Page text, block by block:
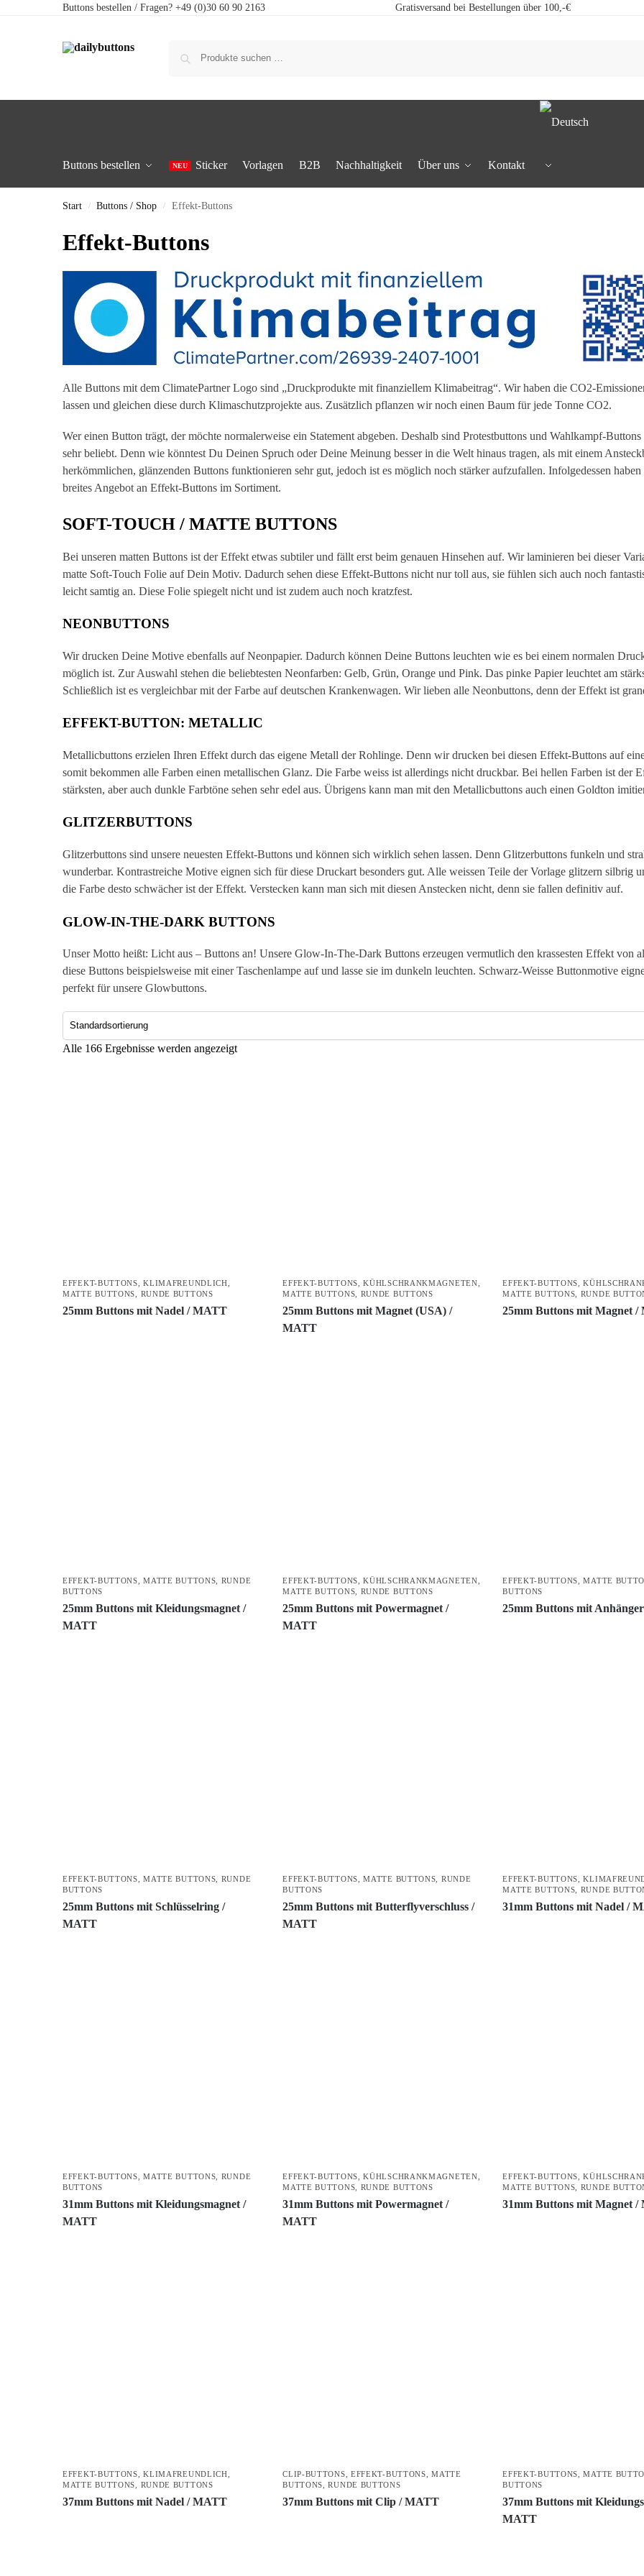
Buttons bestellen / Fragen? +49 (0)30 60 90 2163 Gratisversand bei Bestellungen über 100,-€
Buttons bestellen Sticker Vorlagen B2B Nachhaltigkeit Über uns Kontakt
Start / Buttons / Shop / Effekt-Buttons
Effekt-Buttons
Alle Buttons mit dem ClimatePartner Logo sind „Druckprodukte mit finanziellem Klimabeitrag“. Wir haben die CO2-
lassen und gleichen diese durch Klimaschutzprojekte aus. Zusätzlich pflanzen wir noch einen Baum für jede Tonne CO2.
Wer einen Button trägt, der möchte normalerweise ein Statement abgeben. Deshalb sind Protestbuttons und Wahlkampf-
sehr beliebt. Denn wie könntest Du Deinen Spruch oder Deine Meinung besser in die Welt hinaus tragen, als mit einem
herkömmlichen, glänzenden Buttons funktionieren sehr gut, jedoch ist es möglich noch stärker aufzufallen. Infolgedessen
breites Angebot an Effekt-Buttons im Sortiment.
SOFT-TOUCH / MATTE BUTTONS
Bei unseren matten Buttons ist der Effekt etwas subtiler und fällt erst beim genauen Hinsehen auf. Wir laminieren bei dieser
matte Soft-Touch Folie auf Dein Motiv. Dadurch sehen diese Effekt-Buttons nicht nur toll aus, sie fühlen sich auch noch
leicht samtig an. Diese Folie spiegelt nicht und ist zudem auch noch kratzfest.
NEONBUTTONS
Wir drucken Deine Motive ebenfalls auf Neonpapier. Dadurch können Deine Buttons leuchten wie es bei einem normalen
möglich ist. Zur Auswahl stehen die beliebtesten Neonfarben: Gelb, Grün, Orange und Pink. Das pinke Papier leuchtet am
Schließlich ist es vergleichbar mit der Farbe auf deutschen Krankenwagen. Wir lieben alle Neonbuttons, denn der Effekt ist
EFFEKT-BUTTON: METALLIC
Metallicbuttons erzielen Ihren Effekt durch das eigene Metall der Rohlinge. Denn wir drucken bei diesen Effekt-Buttons auf
somit bekommen alle Farben einen metallischen Glanz. Die Farbe weiss ist allerdings nicht druckbar. Bei hellen Farben ist der
stärksten, aber auch dunkle Farbtöne sehen sehr edel aus. Übrigens kann man mit den Metallicbuttons auch einen Goldton
GLITZERBUTTONS
Glitzerbuttons sind unsere neuesten Effekt-Buttons und können sich wirklich sehen lassen. Denn Glitzerbuttons funkeln und
wunderbar. Kontrastreiche Motive eignen sich für diese Druckart besonders gut. Alle weissen Teile der Vorlage glitzern silbrig
die Farbe desto schwächer ist der Effekt. Verstecken kann man sich mit diesen Anstecken nicht, denn sie fallen definitiv auf.
GLOW-IN-THE-DARK BUTTONS
Unser Motto heißt: Licht aus – Buttons an! Unsere Glow-In-The-Dark Buttons erzeugen vermutlich den krassesten Effekt von
diese Buttons beispielsweise mit einer Taschenlampe auf und lasse sie im dunkeln leuchten. Schwarz-Weisse Buttonmotive
perfekt für unsere Glowbuttons.
Alle 166 Ergebnisse werden angezeigt
EFFEKT-BUTTONS ,KLIMAFREUNDLICH
MATTE BUTTONS
RUNDE BUTTONS
25mm Buttons mit Nadel / MATT
EFFEKT-BUTTONS ,KÜHLSCHRANKMAGNETEN
MATTE BUTTONS
RUNDE BUTTONS
25mm Buttons mit Magnet (USA) /
MATT
EFFEKT-BUTTONS ,
MATTE BUTTONS
RUNDE
25mm Buttons mit Magnet
EFFEKT-BUTTONS ,MATTE BUTTONS
RUNDE
BUTTONS
25mm Buttons mit Kleidungsmagnet /
MATT
EFFEKT-BUTTONS ,KÜHLSCHRANKMAGNETEN
MATTE BUTTONS
RUNDE BUTTONS
25mm Buttons mit Powermagnet /
MATT
EFFEKT-BUTTONS ,MATTE
BUTTONS
25mm Buttons mit
EFFEKT-BUTTONS ,MATTE BUTTONS
RUNDE
BUTTONS
25mm Buttons mit Schlüsselring /
MATT
EFFEKT-BUTTONS ,MATTE BUTTONS
RUNDE
BUTTONS
25mm Buttons mit Butterflyverschluss /
MATT
EFFEKT-BUTTONS ,
MATTE BUTTONS
RUNDE
31mm Buttons mit Nadel /
EFFEKT-BUTTONS ,MATTE BUTTONS
RUNDE
BUTTONS
31mm Buttons mit Kleidungsmagnet /
MATT
EFFEKT-BUTTONS ,KÜHLSCHRANKMAGNETEN
MATTE BUTTONS
RUNDE BUTTONS
31mm Buttons mit Powermagnet /
MATT
EFFEKT-BUTTONS ,
MATTE BUTTONS
RUNDE
31mm Buttons mit Magnet
EFFEKT-BUTTONS ,KLIMAFREUNDLICH
MATTE BUTTONS
RUNDE BUTTONS
37mm Buttons mit Nadel / MATT
CLIP-BUTTONS EFFEKT-BUTTONS ,MATTE
BUTTONS ,RUNDE BUTTONS
37mm Buttons mit Clip / MATT
EFFEKT-BUTTONS ,MATTE
BUTTONS
37mm Buttons mit
MATT